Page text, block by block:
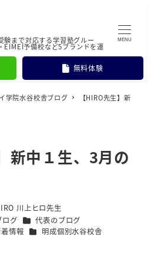
験まで対応する学習塾グルー
EIMEI予備校など5ブランドを運
無料体験
MENU
学院水谷校舎ブログ
【HIRO先生】新
新中１生、3月の
川上ヒロ先生
ログ カテゴリー
代表のブログ
リー
情報 カテゴリー
明成個別水谷校舎